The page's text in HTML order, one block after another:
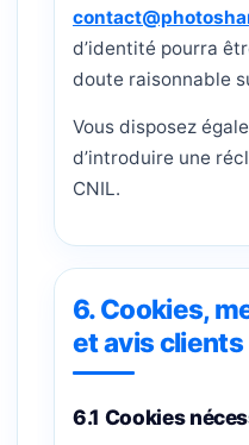
d’identité pourra
doute raisonnable
Vous disposez
d’introduire une
CNIL.
6. Cookies,
et avis clients
6.1 Cookies